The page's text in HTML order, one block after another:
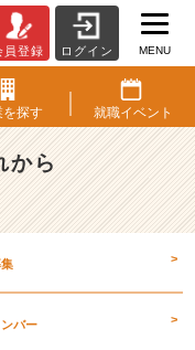
員登録 ログイン MENU
を探す 就職イベント
から
>
ンバー >